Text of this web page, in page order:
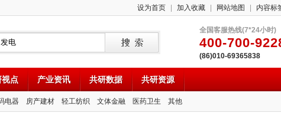
设为首页 加入收藏 网站地图 内容标
全国客服热线(7*24小时)
400-700-
(86)010-69365838
视点 产业资讯 共研数据 共研资源
电器 房产建材 轻工纺织 文体金融 医药卫生 其他